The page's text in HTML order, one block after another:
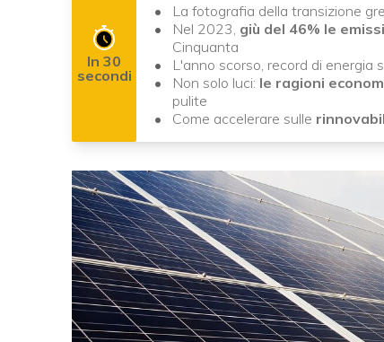
In 30
secondi
La fotografia della transizione
Nel 2023, giù del 46% le
Cinquanta
L'anno scorso, record di energia
Non solo luci: le ragioni
pulite
Come accelerare sulle